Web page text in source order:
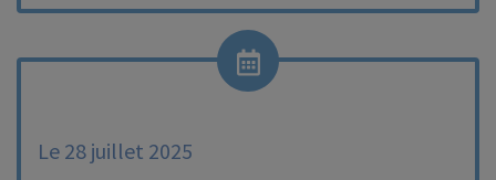
Le 28 juillet 2025